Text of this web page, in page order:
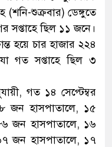
(শনি-শুক্রবার) ডেঙ্গুতে
সপ্তাহে ছিল ১১ জনে।
হয়ে চার হাজার ২২৪
গত সপ্তাহে ছিল ৩
গত ১৪ সেপ্টেম্বর
জন হাসপাতালে, ১৫
জন হাসপাতালে, ১৬
জন হাসপাতালে, ১৭